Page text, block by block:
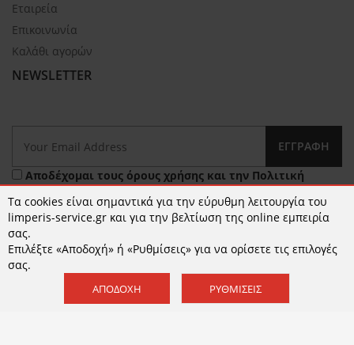
Εταιρεία
Επικοινωνία
Καλάθι αγορών
NEWSLETTER
ΕΓΓΡΑΦΉ
Αποδέχομαι τους όρους χρήσης και την Πολιτική
Τα cookies είναι σημαντικά για την εύρυθμη λειτουργία του
limperis-service.gr και για την βελτίωση της online εμπειρία
σας.
Επιλέξτε «Αποδοχή» ή «Ρυθμίσεις» για να ορίσετε τις επιλογές
σας.
ΑΠΟΔΟΧΉ ΡΥΘΜΊΣΕΙΣ